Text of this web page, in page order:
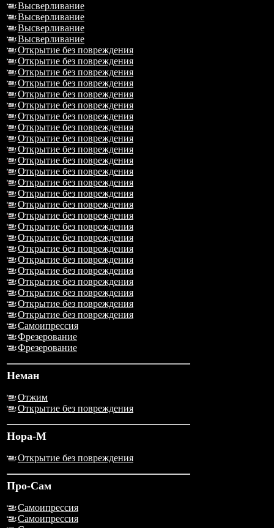
Высверливание
Высверливание
Высверливание
Высверливание
Открытие без повреждения
Открытие без повреждения
Открытие без повреждения
Открытие без повреждения
Открытие без повреждения
Открытие без повреждения
Открытие без повреждения
Открытие без повреждения
Открытие без повреждения
Открытие без повреждения
Открытие без повреждения
Открытие без повреждения
Открытие без повреждения
Открытие без повреждения
Открытие без повреждения
Открытие без повреждения
Открытие без повреждения
Открытие без повреждения
Открытие без повреждения
Открытие без повреждения
Открытие без повреждения
Открытие без повреждения
Открытие без повреждения
Открытие без повреждения
Открытие без повреждения
Самоипрессия
Фрезерование
Фрезерование
Неман
Отжим
Открытие без повреждения
Нора-М
Открытие без повреждения
Про-Сам
Самоипрессия
Самоипрессия